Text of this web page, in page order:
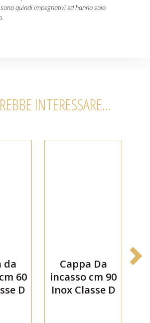
quindi impegnativi ed hanno solo
INTERESSARE...
da
60
D
Cappa Da
incasso cm 90
Inox Classe D